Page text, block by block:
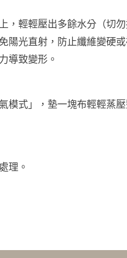
，輕輕壓出多餘水分（切勿
陽光直射，防止纖維變硬或
導致變形。
模式」，墊一塊布輕輕蒸壓
理。